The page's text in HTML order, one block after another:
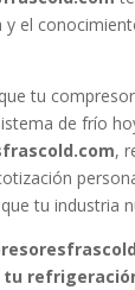
y el
tu
de frío
,
tu industria
tu